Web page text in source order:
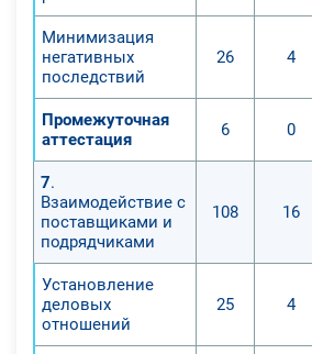
Минимизация
негативных
последствий
26 4
Промежуточная
аттестация
6 0
7.
Взаимодействие с
поставщиками и
подрядчиками
108 16
Установление
деловых
отношений
25 4